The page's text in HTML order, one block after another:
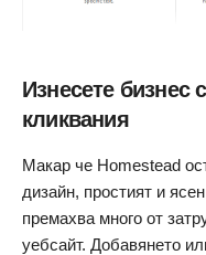
Изнесете бизнес
кликвания
Макар че Homestead
дизайн, простият и
премахва много от
уебсайт. Добавянето